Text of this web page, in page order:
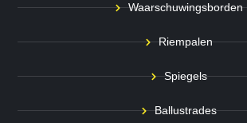
Waarschuwingsborden
Riempalen
Spiegels
Ballustrades